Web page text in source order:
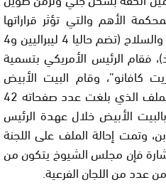
الأهم والتي تؤثر قراراتها
بشكل كبير على قضايا الاجهاض والسلاح (تضم حاليا 4 ليبراليين و4
فقام الرئيس الأمريكي بتسمية
كافانو”، وقام البيت الأبيض
بإرسال ملف عن المرشح وهو الملف الذي بلغت عدد صفحاته 42
الأبيض خلال عهدة الرئيس
وتمت إحالة الملف على اللجنة
فإن مجلس الشيوخ يتكون من